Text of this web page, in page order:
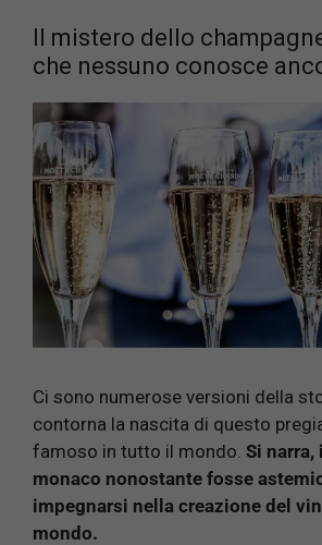
Il mistero dello
che nessuno conosce
Ci sono numerose versioni della
contorna la nascita di questo
famoso in tutto il mondo. Si
monaco nonostante fosse
impegnarsi nella creazione del
mondo.